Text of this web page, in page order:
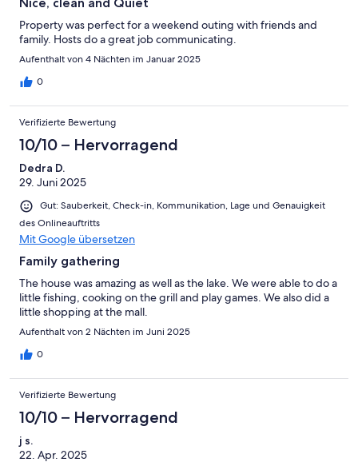
Nice, clean and Quiet
Property was perfect for a weekend outing with friends and
family. Hosts do a great job communicating.
Aufenthalt von 4 Nächten im Januar 2025
0
Verifizierte Bewertung
10/10 – Hervorragend
Dedra D.
29. Juni 2025
Gut: Sauberkeit, Check-in, Kommunikation, Lage und Genauigkeit
des Onlineauftritts
Mit Google übersetzen
Family gathering
The house was amazing as well as the lake. We were able to do a
little fishing, cooking on the grill and play games. We also did a
little shopping at the mall.
Aufenthalt von 2 Nächten im Juni 2025
0
Verifizierte Bewertung
10/10 – Hervorragend
j s.
22. Apr. 2025